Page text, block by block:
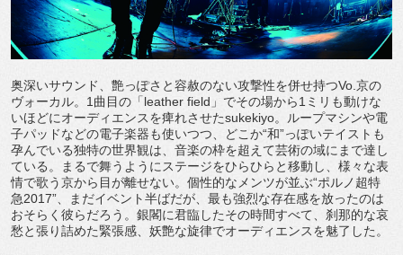
奥深いサウンド、艶っぽさと容赦のない攻撃性を併せ持つVo.京の
ヴォーカル。1曲目の「leather field」でその場から1ミリも動けな
いほどにオーディエンスを痺れさせたsukekiyo。ループマシンや電
子パッドなどの電子楽器も使いつつ、どこか“和”っぽいテイストも
孕んでいる独特の世界観は、音楽の枠を超えて芸術の域にまで達し
ている。まるで舞うようにステージをひらひらと移動し、様々な表
情で歌う京から目が離せない。個性的なメンツが並ぶ“ポルノ超特
急2017”、まだイベント半ばだが、最も強烈な存在感を放ったのは
おそらく彼らだろう。銀閣に君臨したその時間すべて、刹那的な哀
愁と張り詰めた緊張感、妖艶な旋律でオーディエンスを魅了した。